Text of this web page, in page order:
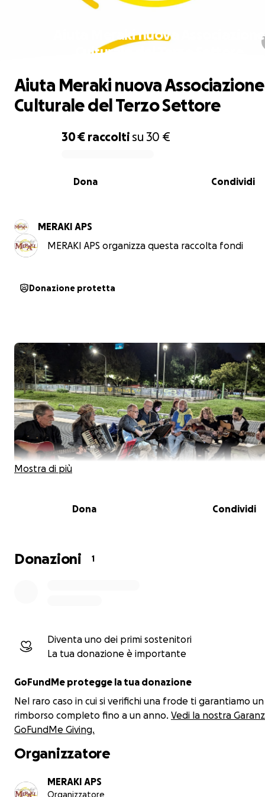
Aiuta Meraki nuova Associazione
Culturale del Terzo Settore
30 € raccolti su 30 €
Condividi
Dona
Aiuta Meraki nuova Associazione
Culturale del Terzo Settore
MERAKI APS
MERAKI APS organizza questa raccolta fondi
Donazione protetta
lucro, di finalità civiche, solidaristiche e di utilità sociale
Mostra di più
Dona Condividi
Donazioni 1
Diventa uno dei primi sostenitori
La tua donazione è importante
GoFundMe protegge la tua donazione
Nel raro caso in cui si verifichi una frode ti garantiamo un
rimborso completo fino a un anno. Vedi la nostra
GoFundMe Giving.
Organizzatore
MERAKI APS
Organizzatore